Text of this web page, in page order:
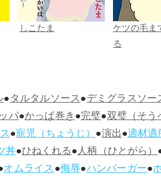
しこたま
ケツの毛ま
る
●タルタルソース●デミグラスソー
パ●かっぱ巻き●完璧●双璧（そう
●寵児（ちょうじ）●演出●適材適
丼●ひねくれる●人柄（ひとがら）
オムライス●侮辱●ハンバーガー●